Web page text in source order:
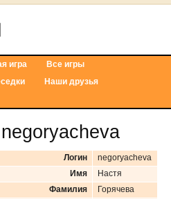
игра
Все игры
Наши друзья
Логин
negoryacheva
Имя
Настя
Фамилия
Горячева